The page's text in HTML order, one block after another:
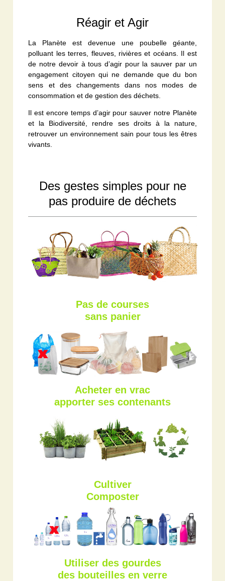
Réagir et Agir
La Planète est devenue une poubelle géante,
polluant les terres, fleuves, rivières et océans. Il est
de notre devoir à tous d’agir pour la sauver par un
engagement citoyen qui ne demande que du bon
sens et des changements dans nos modes de
consommation et de gestion des déchets.
Il est encore temps d’agir pour sauver notre Planète
et la Biodiversité, rendre ses droits à la nature,
retrouver un environnement sain pour tous les êtres
vivants.
Des gestes simples pour ne
pas produire de déchets
Pas de courses
sans panier
Acheter en vrac
apporter ses contenants
Cultiver
Composter
Utiliser des gourdes
des bouteilles en verre